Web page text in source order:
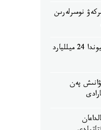
نومىرلەرىن
الماتىدا «بايسات» بازارى اۋكسيوندا 24 ميلليارد
پەن